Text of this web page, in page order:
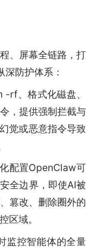
、屏幕全链路，打
防护体系：
rf、格式化磁盘、
，提供强制拦截与
觉或恶意指令导致
配置OpenClaw可
全边界，即使AI被
篡改、删除圈外的
区域。
监控智能体的全量